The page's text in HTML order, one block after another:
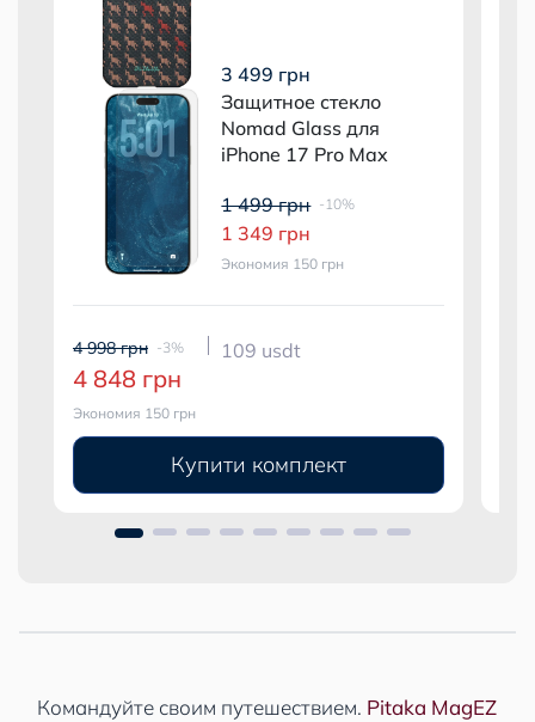
3 499 грн
Защитное стекло
Nomad Glass для
iPhone 17 Pro Max
1 499 грн -10%
1 349 грн
Экономия 150 грн
4 998 грн -3%
4 848 грн
Экономия 150 грн
109 usdt
Купити комплект
Командуйте своим путешествием. Pitaka MagEZ